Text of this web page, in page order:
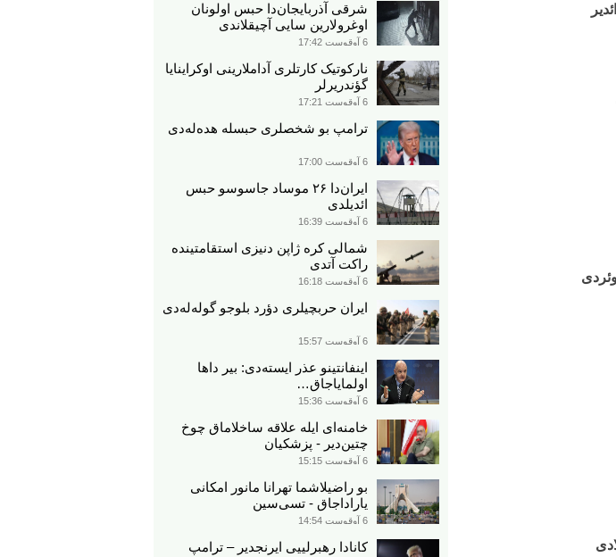
شرقی آذربایجان‌دا حبس اولونان
اوغرولارین سایی آچیقلاندی
6 آوقوست 17:42
نارکوتیک کارتلری آداملارینی اوکراینایا
گؤندریرلر
6 آوقوست 17:21
ترامپ بو شخصلری حبسله هده‌له‌دی
6 آوقوست 17:00
ایران‌دا ۲۶ موساد جاسوسو حبس
ائدیلدی
6 آوقوست 16:39
شمالی کره ژاپن دنیزی استقامتینده
راکت آتدی
6 آوقوست 16:18
ایران حربچیلری دؤرد بلوجو گوله‌له‌دی
6 آوقوست 15:57
اینفانتینو عذر ایسته‌دی: بیر داها
اولمایاجاق…
6 آوقوست 15:36
خامنه‌ای ایله علاقه ساخلاماق چوخ
چتین‌دیر - پزشکیان
6 آوقوست 15:15
بو راضیلاشما تهرانا مانور امکانی
یاراداجاق - تسی‌سین
6 آوقوست 14:54
کانادا رهبرلییی ایرنجدیر – ترامپ